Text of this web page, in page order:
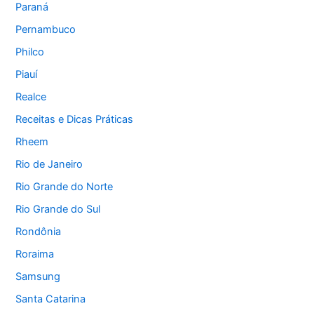
Paraná
Pernambuco
Philco
Piauí
Realce
Receitas e Dicas Práticas
Rheem
Rio de Janeiro
Rio Grande do Norte
Rio Grande do Sul
Rondônia
Roraima
Samsung
Santa Catarina